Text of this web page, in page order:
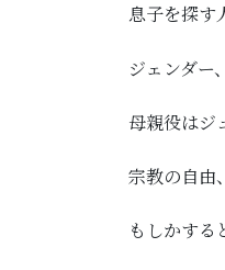
息子を探す
ジェンダー
母親役はジ
宗教の自由
もしかする